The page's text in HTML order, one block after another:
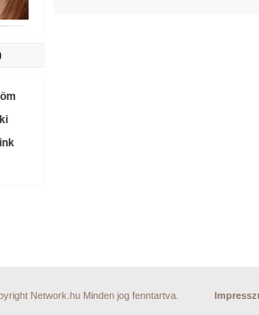
Network.hu Minden jog fenntartva.